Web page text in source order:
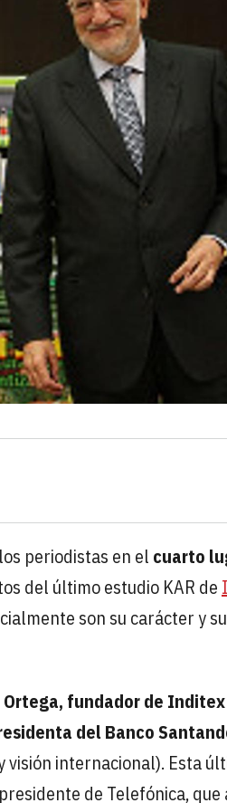
periodistas en el cuarto
del último estudio KAR de
son su carácter y
Ortega, fundador de Inditex
del Banco
internacional). Esta
de Telefónica,